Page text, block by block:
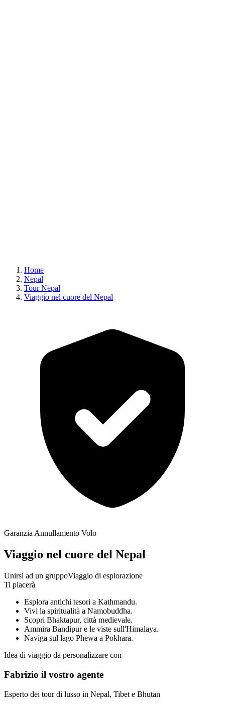
Home
Nepal
Tour Nepal
Viaggio nel cuore del Nepal
Garanzia Annullamento Volo
Viaggio nel cuore del Nepal
Unirsi ad un gruppoViaggio di esplorazione
Ti piacerà
Esplora antichi tesori a Kathmandu.
Vivi la spiritualità a Namobuddha.
Scopri Bhaktapur, città medievale.
Ammira Bandipur e le viste sull'Himalaya.
Naviga sul lago Phewa a Pokhara.
Idea di viaggio da personalizzare con
Fabrizio il vostro agente
Esperto dei tour di lusso in Nepal, Tibet e Bhutan